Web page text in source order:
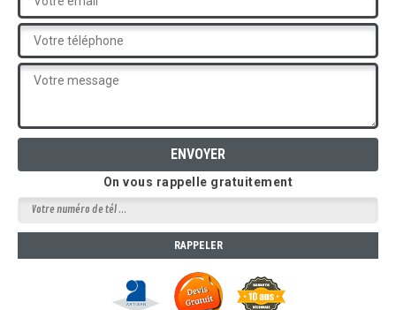
On vous rappelle gratuitement